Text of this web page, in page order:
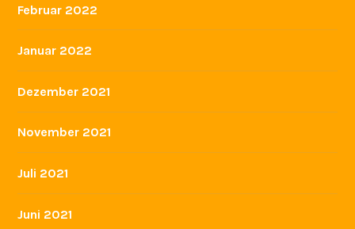
Februar 2022
Januar 2022
Dezember 2021
November 2021
Juli 2021
Juni 2021